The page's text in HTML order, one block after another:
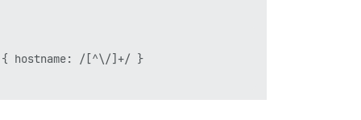
hostname: /[^\/]+/ }